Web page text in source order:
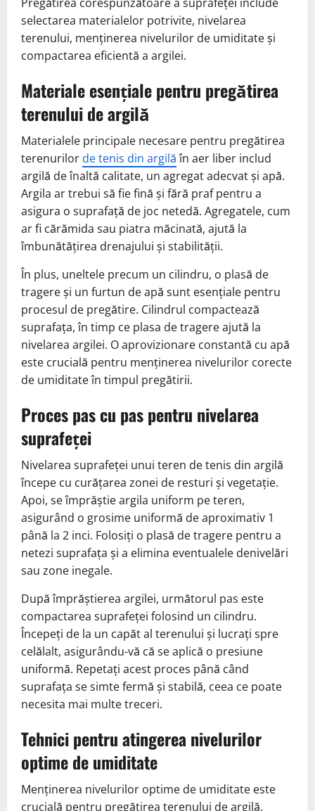
selectarea materialelor potrivite, nivelarea
terenului, menținerea nivelurilor de umiditate și
compactarea eficientă a argilei.
Materiale esențiale pentru pregătirea
terenului de argilă
Materialele principale necesare pentru pregătirea
terenurilor de tenis din argilăîn aer liber includ
argilă de înaltă calitate, un agregat adecvat și apă.
Argila ar trebui să fie fină și fără praf pentru a
asigura o suprafață de joc netedă. Agregatele, cum
ar fi cărămida sau piatra măcinată, ajută la
îmbunătățirea drenajului și stabilității.
În plus, uneltele precum un cilindru, o plasă de
tragere și un furtun de apă sunt esențiale pentru
procesul de pregătire. Cilindrul compactează
suprafața, în timp ce plasa de tragere ajută la
nivelarea argilei. O aprovizionare constantă cu apă
este crucială pentru menținerea nivelurilor corecte
de umiditate în timpul pregătirii.
Proces pas cu pas pentru nivelarea
suprafeței
Nivelarea suprafeței unui teren de tenis din argilă
începe cu curățarea zonei de resturi și vegetație.
Apoi, se împrăștie argila uniform pe teren,
asigurând o grosime uniformă de aproximativ 1
până la 2 inci. Folosiți o plasă de tragere pentru a
netezi suprafața și a elimina eventualele denivelări
sau zone inegale.
După împrăștierea argilei, următorul pas este
compactarea suprafeței folosind un cilindru.
Începeți de la un capăt al terenului și lucrați spre
celălalt, asigurându-vă că se aplică o presiune
uniformă. Repetați acest proces până când
suprafața se simte fermă și stabilă, ceea ce poate
necesita mai multe treceri.
Tehnici pentru atingerea nivelurilor
optime de umiditate
Menținerea nivelurilor optime de umiditate este
crucială pentru pregătirea terenului de argilă.